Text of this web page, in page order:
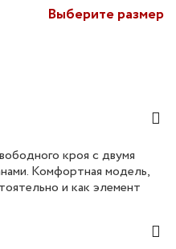
Выберите размер
кроя с двумя
Комфортная модель,
и как элемент